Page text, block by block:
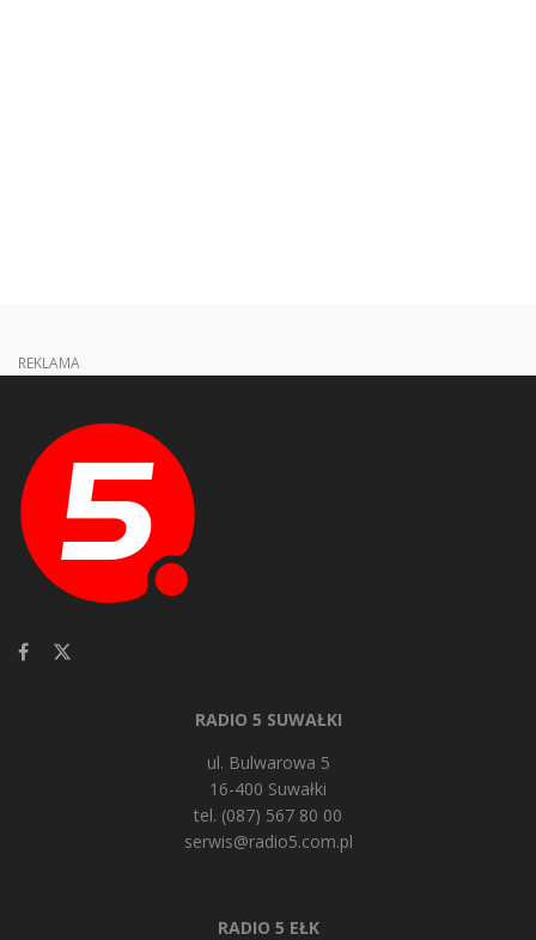
REKLAMA
RADIO 5 SUWAŁKI
ul. Bulwarowa 5
16-400 Suwałki
tel. (087) 567 80 00
serwis@radio5.com.pl
RADIO 5 EŁK